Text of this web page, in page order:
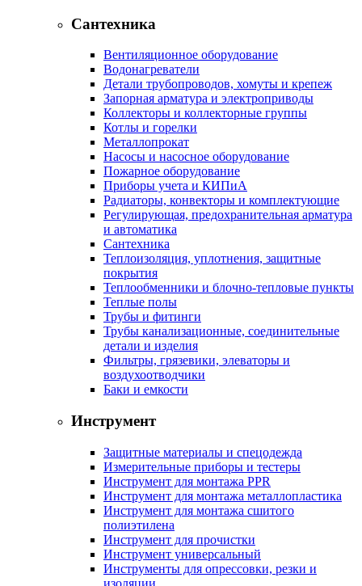
Сантехника
Вентиляционное оборудование
Водонагреватели
Детали трубопроводов, хомуты и крепеж
Запорная арматура и электроприводы
Коллекторы и коллекторные группы
Котлы и горелки
Металлопрокат
Насосы и насосное оборудование
Пожарное оборудование
Приборы учета и КИПиА
Радиаторы, конвекторы и комплектующие
Регулирующая, предохранительная арматура
и автоматика
Сантехника
Теплоизоляция, уплотнения, защитные
покрытия
Теплообменники и блочно-тепловые пункты
Теплые полы
Трубы и фитинги
Трубы канализационные, соединительные
детали и изделия
Фильтры, грязевики, элеваторы и
воздухоотводчики
Баки и емкости
Инструмент
Защитные материалы и спецодежда
Измерительные приборы и тестеры
Инструмент для монтажа PPR
Инструмент для монтажа металлопластика
Инструмент для монтажа сшитого
полиэтилена
Инструмент для прочистки
Инструмент универсальный
Инструменты для опрессовки, резки и
изоляции